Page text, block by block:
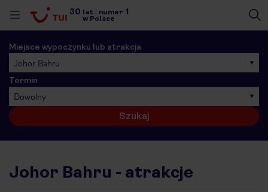
30 lat numer 1
w Polsce
Miejsce wypoczynku lub atrakcja
Johor Bahru
Termin
Dowolny
Szukaj
Johor Bahru - atrakcje